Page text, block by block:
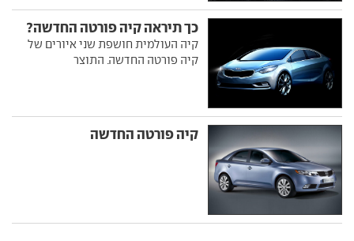
כך תיראה קיה פורטה החדשה?
קיה העולמית חושפת שני איורים של
קיה פורטה החדשה. התוצר
קיה פורטה החדשה